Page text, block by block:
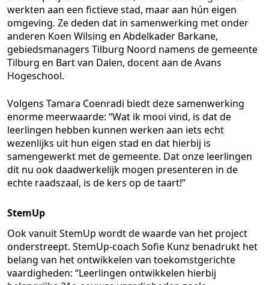
werkten aan een fictieve stad, maar aan hún eigen
omgeving. Ze deden dat in samenwerking met onder
anderen Koen Wilsing en Abdelkader Barkane,
gebiedsmanagers Tilburg Noord namens de gemeente
Tilburg en Bart van Dalen, docent aan de Avans
Hogeschool.
Volgens Tamara Coenradi biedt deze samenwerking
enorme meerwaarde: “Wat ik mooi vind, is dat de
leerlingen hebben kunnen werken aan iets echt
wezenlijks uit hun eigen stad en dat hierbij is
samengewerkt met de gemeente. Dat onze leerlingen
dit nu ook daadwerkelijk mogen presenteren in de
echte raadszaal, is de kers op de taart!”
StemUp
Ook vanuit StemUp wordt de waarde van het project
onderstreept. StemUp-coach Sofie Kunz benadrukt het
belang van het ontwikkelen van toekomstgerichte
vaardigheden: “Leerlingen ontwikkelen hierbij